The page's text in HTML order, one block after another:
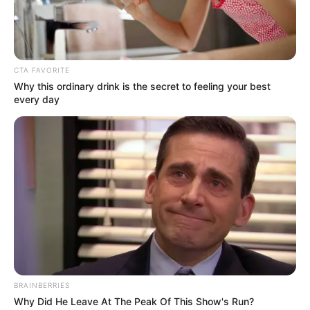
ALERTA BOGOTÁ EN GOOGLE NEWS
TEMAS RELACIONADOS
PRESIDENTE IVAN DUQUE NORTE DE SANTANDER
MANTÉNGASE EN ALERTA
Tenemos todas las noticias que le
interesan. Para estar bien informado, por
favor, active las notificaciones de Alerta.
ACTIVAR AHORA
CTA FAVORITE
Why this ordinary drink is the secret to feeling your best
every day
BRAINBERRIES
Why Did He Leave At The Peak Of This Show's Run?